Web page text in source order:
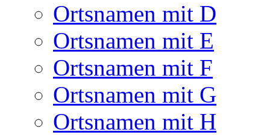
Ortsnamen mit D
Ortsnamen mit E
Ortsnamen mit F
Ortsnamen mit G
Ortsnamen mit H